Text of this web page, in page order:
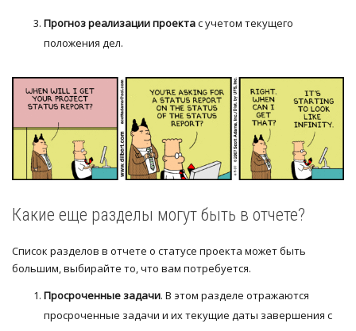
Прогноз реализации проектас учетом текущего
положения дел.
Какие еще разделы могут быть в отчете?
Список разделов в отчете о статусе проекта может быть
большим, выбирайте то, что вам потребуется.
Просроченные задачи. В этом разделе отражаются
просроченные задачи и их текущие даты завершения с